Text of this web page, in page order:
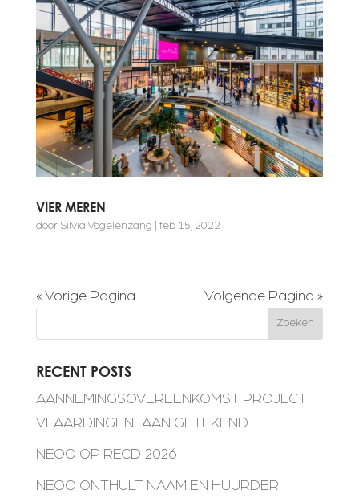
VIER MEREN
door Silvia Vogelenzang feb 15, 2022
« Vorige Pagina Volgende Pagina »
Zoeken
RECENT POSTS
AANNEMINGSOVEREENKOMST PROJECT
VLAARDINGENLAAN GETEKEND
NEOO OP RECD 2026
NEOO ONTHULT NAAM EN HUURDER